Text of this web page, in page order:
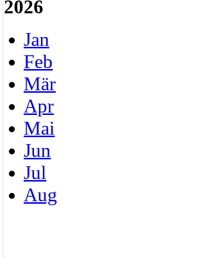
2026
Jan
Feb
Mär
Apr
Mai
Jun
Jul
Aug